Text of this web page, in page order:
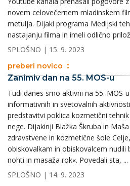
novem celovečernem mladinskem
metulja. Dijaki programa Medijski
nastajanju filma in imeli odlično
SPLOŠNO | 15. 9. 2023
preberi novico
Zanimiv dan na 55. MOS-u
Tudi danes smo aktivni na 55. MOS-
informativnih in svetovalnih
predstavitvi poklica kozmetični
nege. Dijakinji Blažka Škruba in
zdravstvene in kozmetične šole
obiskovalkam in obiskovalcem nudili
nohti in masaža rok«. Povedali sta, ...
SPLOŠNO | 14. 9. 2023